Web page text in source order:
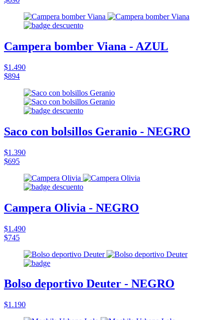
Campera bomber Viana - AZUL
$1.490
$894
Saco con bolsillos Geranio - NEGRO
$1.390
$695
Campera Olivia - NEGRO
$1.490
$745
Bolso deportivo Deuter - NEGRO
$1.190